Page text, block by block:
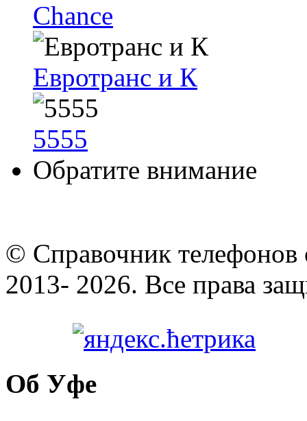
Chance
Евротранс и К
5555
Обратите внимание
© Cправочник телефонов
2013- 2026. Все права
Об Уфе